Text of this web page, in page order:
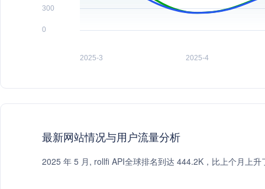
最新网站情况与用户流量分析
2025 年 5 月, rollfi API全球排名到达 444.2K，比上个月上